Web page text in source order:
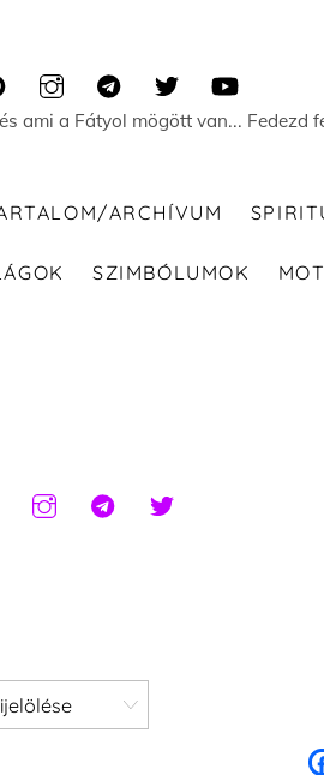
ami a Fátyol mögött van...
ARCHÍVUM
SZIMBÓLUMOK